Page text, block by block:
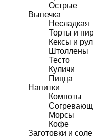
Острые
Выпечка
Несладкая
Торты и
Кексы и
Штоллены
Тесто
Куличи
Пицца
Напитки
Компоты
Морсы
Кофе
Заготовки и